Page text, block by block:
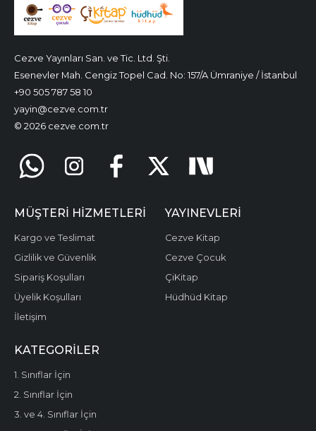
Cezve Yayınları San. ve Tic. Ltd. Şti.
Esenevler Mah. Cengiz Topel Cad. No: 157/A Ümraniye / İstanbul
+90 505 787 58 10
yayin@cezve.com.tr
© 2026 cezve.com.tr
MÜŞTERI HIZMETLERI
Kargo ve Teslimat
Gizlilik ve Güvenlik
Sipariş Koşulları
Üyelik Koşulları
İletişim
YAYINEVLERI
Cezve Kitap
Cezve Çocuk
ÇiKitap
Hüdhüd Kitap
KATEGORILER
1. Sınıflar İçin
2. Sınıflar İçin
3. ve 4. Sınıflar İçin